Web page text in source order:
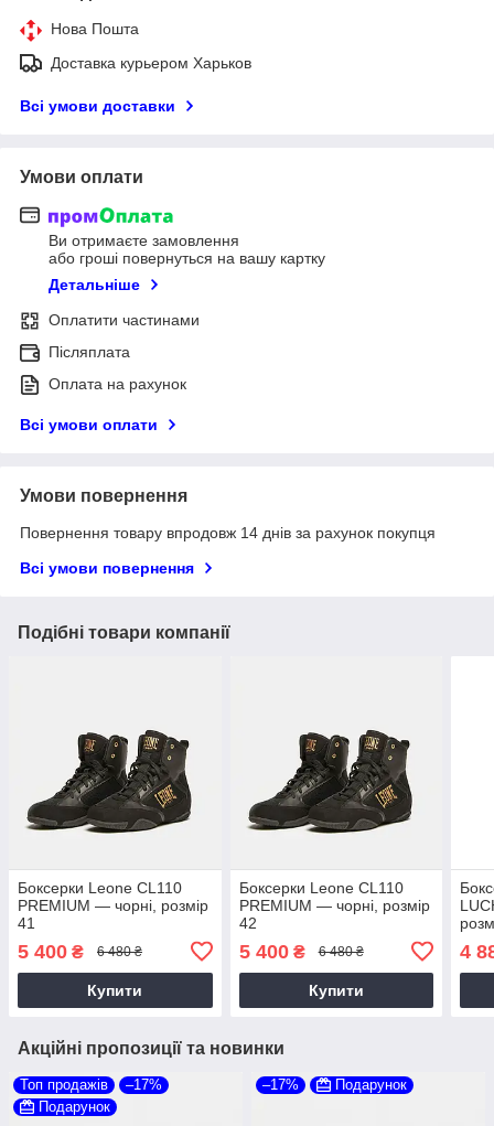
Нова Пошта
Доставка курьером Харьков
Всі умови доставки
Умови оплати
Ви отримаєте замовлення
або гроші повернуться на вашу картку
Детальніше
Оплатити частинами
Післяплата
Оплата на рахунок
Всі умови оплати
Умови повернення
Повернення товару впродовж 14 днів за рахунок покупця
Всі умови повернення
Подібні товари компанії
Боксерки Leone CL110
PREMIUM — чорні, розмір
41
5 400 ₴ 6 480 ₴
Купити
Боксерки Leone CL110
PREMIUM — чорні, розмір
42
5 400₴ 6 480 ₴
Купити
4
Акційні пропозиції та новинки
Топ продажів
–17%
Подарунок
–17% Подарунок